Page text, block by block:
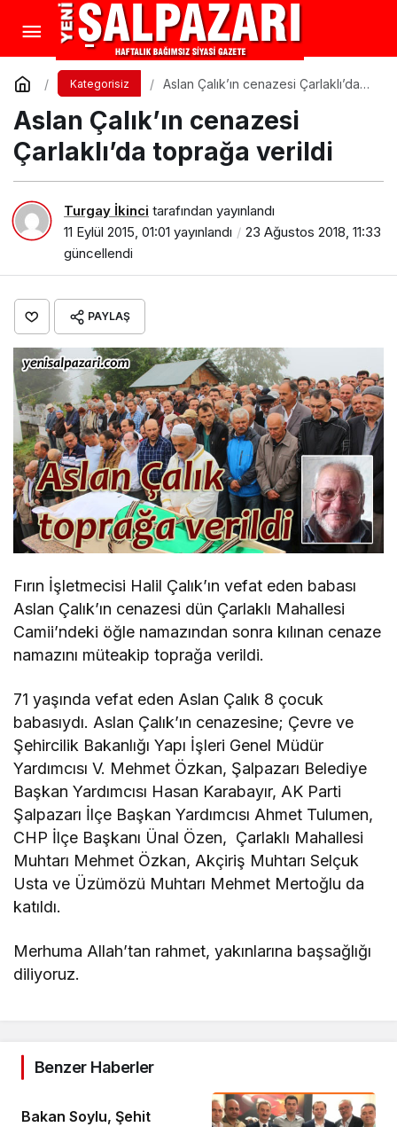
Kategorisiz
Aslan Çalık’ın cenazesi Çarlaklı’da
Aslan Çalık’ın cenazesi
Çarlaklı’da toprağa verildi
Turgay İkinci tarafından yayınlandı
11 Eylül 2015, 01:01 yayınlandı
23 Ağustos 2018, 11:33
güncellendi
PAYLAŞ
Fırın İşletmecisi Halil Çalık’ın vefat eden babası
Aslan Çalık’ın cenazesi dün Çarlaklı Mahallesi
Camii’ndeki öğle namazından sonra kılınan cenaze
namazını müteakip toprağa verildi.
71 yaşında vefat eden Aslan Çalık 8 çocuk
babasıydı. Aslan Çalık’ın cenazesine; Çevre ve
Şehircilik Bakanlığı Yapı İşleri Genel Müdür
Yardımcısı V. Mehmet Özkan, Şalpazarı Belediye
Başkan Yardımcısı Hasan Karabayır, AK Parti
Şalpazarı İlçe Başkan Yardımcısı Ahmet Tulumen,
CHP İlçe Başkanı Ünal Özen, Çarlaklı Mahallesi
Muhtarı Mehmet Özkan, Akçiriş Muhtarı Selçuk
Usta ve Üzümözü Muhtarı Mehmet Mertoğlu da
katıldı.
Merhuma Allah’tan rahmet, yakınlarına başsağlığı
diliyoruz.
Benzer Haberler
Bakan Soylu, Şehit